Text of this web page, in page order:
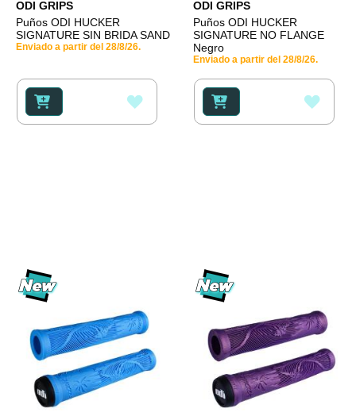
ODI GRIPS
Puños ODI HUCKER
SIGNATURE SIN BRIDA SAND
Enviado a partir del 28/8/26.
A
ODI GRIPS
Puños ODI HUCKER
SIGNATURE NO FLANGE
Negro
Enviado a partir del 28/8/26.
A